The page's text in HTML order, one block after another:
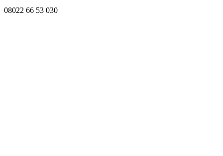
08022 66 53 030